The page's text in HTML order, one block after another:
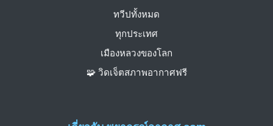
ทวีปทั้งหมด
ทุกประเทศ
เมืองหลวงของโลก
🧩 วิดเจ็ตสภาพอากาศฟรี